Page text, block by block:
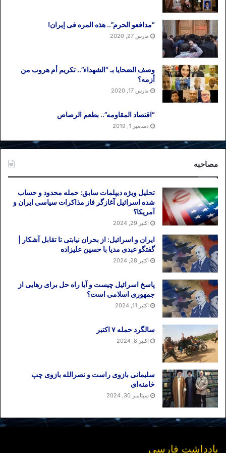
فعالان سیاسی باشد نه سالم سازی فرهنگ
کشور چرا که کار فرهنگی به عنوان مقوله ای
نرم افزاری با اقدامات خشن از نوع سخت
افزاری اساساً ناسازگار است.
حسین علیزاده / ۱۵ جولای ۲۰۱۲
حسین علیزاده سپاه
“مدافعو الحرم”.. هذه المره فی إیران!
مارس 27, 2020
وصف الضحایا بـ “الشهداء”.. تکریم أم هروب من
أزمه؟
مارس 17, 2020
“اقتصاد المقاومه”.. بطعم الرصاص
دسامبر 1, 2019
مصاحبه
تحلیل ویژه دیپلمات سابق: حمله محدود و حساب
شده اسرائیل آغازگر فاز مذاکرات سیاسی ایران و
آمریکا؟
اکتبر 29, 2024
ایران و اسرائیل: از بحران نیابتی تا تقابل آشکار |
گفتگو عبدی مدیا با حسین علیزاده
اکتبر 28, 2024
پاسخ اسرائیل چیست و آیا راه حل برای رهایی از
جمهوری اسلامی است؟
اکتبر 11, 2024
سالگرد حمله ۷ اکتبر
اکتبر 8, 2024
سلیمانی بازوی راست و نصرالله بازوی چپ
خامنه‌ای
سپتامبر 30, 2024
یادداشت فارسی